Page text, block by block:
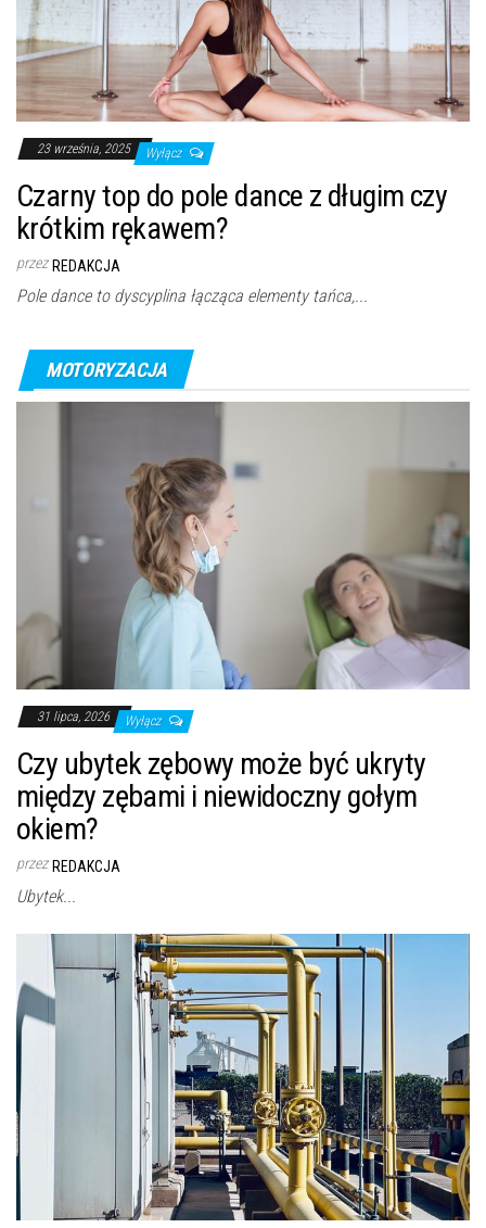
23 września, 2025 Wyłącz
Czarny top do pole dance z długim czy
krótkim rękawem?
przez REDAKCJA
Pole dance to dyscyplina łącząca elementy tańca,...
MOTORYZACJA
31 lipca, 2026 Wyłącz
Czy ubytek zębowy może być ukryty
między zębami i niewidoczny gołym
okiem?
przez REDAKCJA
Ubytek...